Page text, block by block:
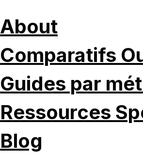
About
Comparatifs
Guides par
Ressources
Blog